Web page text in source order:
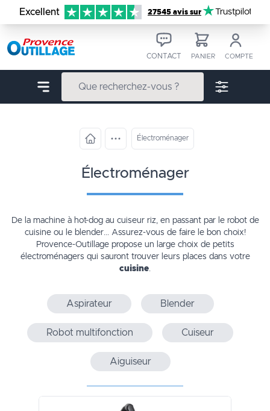
Aller au contenu
Excellent 27545 avis sur Trustpilot
CONTACT PANIER COMPTE
Électroménager
électroménager
De la machine à hot-dog au cuiseur riz, en passant par le robot de
cuisine ou le blender... Assurez-vous de faire le bon choix!
Provence-Outillage propose un large choix de petits
électroménagers qui sauront trouver leurs places dans votre
cuisine.
Aspirateur Blender
Robot multifonction Cuiseur
Aiguiseur